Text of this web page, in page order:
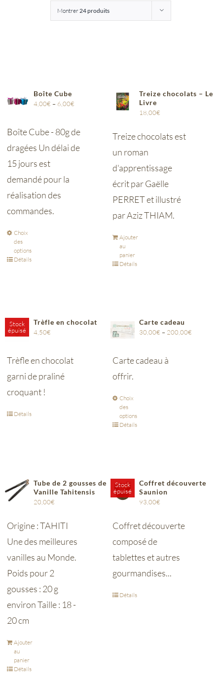
Montrer24 produits
Boîte Cube
4,00€ – 6,00€
Boîte Cube - 80g de
dragées Un délai de
15 jours est
demandé pour la
réalisation des
commandes.
Choix
des
options
Détails
Treize chocolats – Le
Livre
18,00€
Treize chocolats est
un roman
d'apprentissage
écrit par Gaëlle
PERRET et illustré
par Aziz THIAM.
Ajouter
au
panier
Détails
Stock
épuisé
Trèfle en chocolat
4,50€
Trèfle en chocolat
garni de praliné
croquant !
Détails
Carte cadeau
30,00€ – 200,00€
Carte cadeau à
offrir.
Choix
des
options
Détails
Tube de 2 gousses de
Vanille Tahitensis
20,00€
Origine : TAHITI
Une des meilleures
vanilles au Monde.
Poids pour 2
gousses : 20 g
environ Taille : 18 -
20 cm
Ajouter
au
panier
Détails
Stock
épuisé
Coffret découverte
Saunion
93,00€
Coffret découverte
composé de
tablettes et autres
gourmandises...
Détails